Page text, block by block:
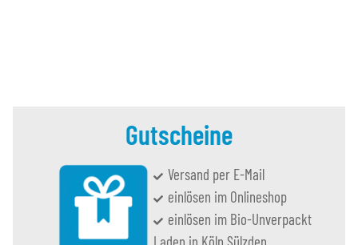
Gutscheine
Versand per E-Mail
einlösen im Onlineshop
einlösen im Bio-Unverpackt
Laden in Köln Sülzden